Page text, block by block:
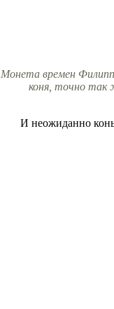
Монета времен
коня, точно так
И неожиданно